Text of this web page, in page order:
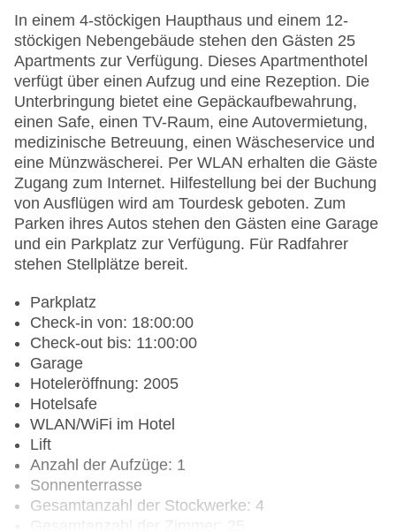
In einem 4-stöckigen Haupthaus und einem 12-
stöckigen Nebengebäude stehen den Gästen 25
Apartments zur Verfügung. Dieses Apartmenthotel
verfügt über einen Aufzug und eine Rezeption. Die
Unterbringung bietet eine Gepäckaufbewahrung,
einen Safe, einen TV-Raum, eine Autovermietung,
medizinische Betreuung, einen Wäscheservice und
eine Münzwäscherei. Per WLAN erhalten die Gäste
Zugang zum Internet. Hilfestellung bei der Buchung
von Ausflügen wird am Tourdesk geboten. Zum
Parken ihres Autos stehen den Gästen eine Garage
und ein Parkplatz zur Verfügung. Für Radfahrer
stehen Stellplätze bereit.
Parkplatz
Check-in von: 18:00:00
Check-out bis: 11:00:00
Garage
Hoteleröffnung: 2005
Hotelsafe
WLAN/WiFi im Hotel
Lift
Anzahl der Aufzüge: 1
Sonnenterrasse
Gesamtanzahl der Stockwerke: 4